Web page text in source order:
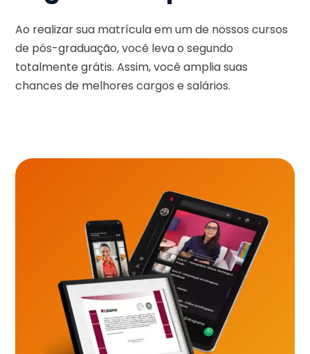
Ao realizar sua matrícula em um de nossos cursos
de pós-graduação, você leva o segundo
totalmente grátis. Assim, você amplia suas
chances de melhores cargos e salários.